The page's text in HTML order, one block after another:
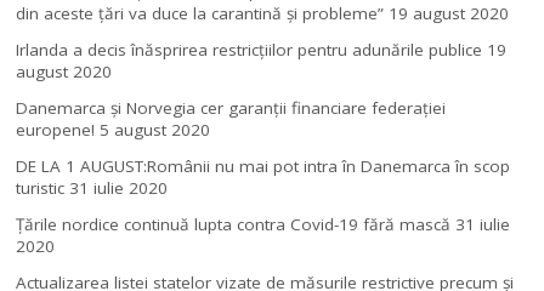
din aceste ţări va duce la carantină şi probleme” 19 august 2020
Irlanda a decis înăsprirea restricțiilor pentru adunările publice 19
august 2020
Danemarca și Norvegia cer garanții financiare federației
europene! 5 august 2020
DE LA 1 AUGUST:Românii nu mai pot intra în Danemarca în scop
turistic 31 iulie 2020
Țările nordice continuă lupta contra Covid-19 fără mască 31 iulie
2020
Actualizarea listei statelor vizate de măsurile restrictive precum și